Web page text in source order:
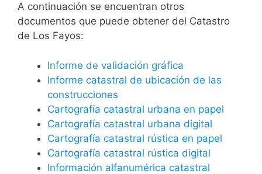
A continuación se encuentran otros
documentos que puede obtener del Catastro
de Los Fayos:
Informe de validación gráfica
Informe catastral de ubicación de las
construcciones
Cartografía catastral urbana en papel
Cartografía catastral urbana digital
Cartografía catastral rústica en papel
Cartografía catastral rústica digital
Información alfanumérica catastral